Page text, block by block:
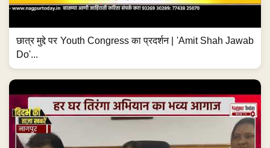
छात्र मुद्दे पर Youth Congress का प्रदर्शन | 'Amit Shah Jawab
Do'...